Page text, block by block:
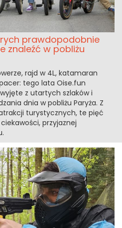
prawdopodobnie
znaleźć w pobliżu
rajd w 4L, katamaran
tego lata Oise.fun
z utartych szlaków i
dnia w pobliżu Paryża. Z
turystycznych, te pięć
przyjaznej